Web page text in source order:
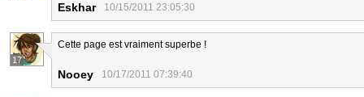
Eskhar 10/15/2011 23:05:30
17
Cette page est vraiment superbe !
Nooey 10/17/2011 07:39:40